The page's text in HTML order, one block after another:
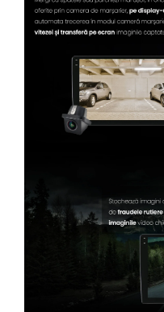
Conectică Kia
Conectică Mitsubishi
Lumini ambientale